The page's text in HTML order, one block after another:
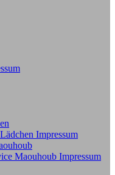
Impressum
Maouhoub Impressum